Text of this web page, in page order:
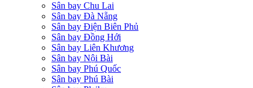
Sân bay Chu Lai
Sân bay Đà Nẵng
Sân bay Điện Biên Phủ
Sân bay Đồng Hới
Sân bay Liên Khương
Sân bay Nội Bài
Sân bay Phú Quốc
Sân bay Phú Bài